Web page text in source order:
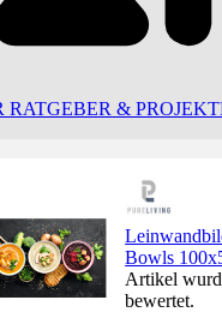
RATGEBER &
Bowls
Artikel
bewertet.